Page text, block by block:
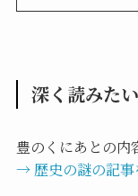
深く読みた
豊のくにあとの内
→ 歴史の謎の記事